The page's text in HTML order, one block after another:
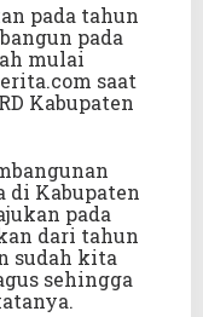
pada tahun
pada
mulai
saat
Kabupaten
di Kabupaten
pada
dari tahun
sudah kita
sehingga